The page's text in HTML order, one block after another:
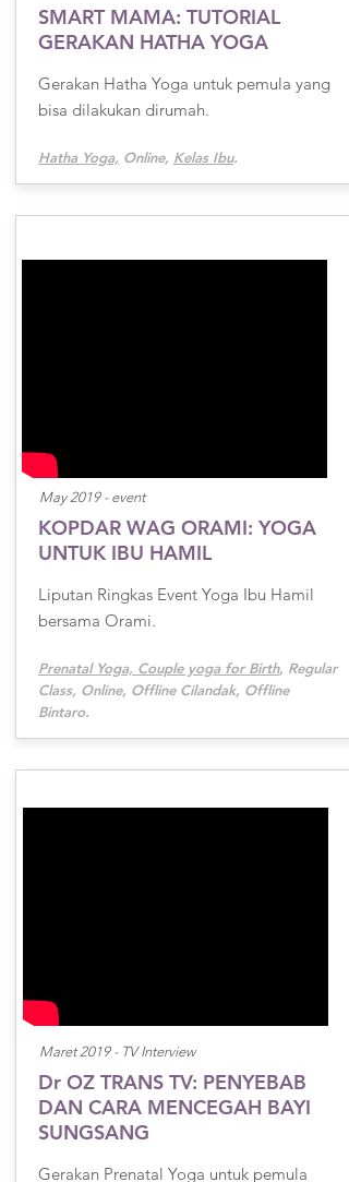
SMART MAMA: TUTORIAL
GERAKAN HATHA YOGA
Gerakan Hatha Yoga untuk pemula yang
bisa dilakukan dirumah.
Hatha Yoga, Online, Kelas Ibu.
May 2019 - event
KOPDAR WAG ORAMI: YOGA
UNTUK IBU HAMIL
Liputan Ringkas Event Yoga Ibu Hamil
bersama Orami.
Prenatal Yoga, Couple yoga for Birth, Regular
Class, Online, Offline Cilandak, Offline
Bintaro.
Maret 2019 - TV Interview
Dr OZ TRANS TV: PENYEBAB
DAN CARA MENCEGAH BAYI
SUNGSANG
Gerakan Prenatal Yoga untuk pemula